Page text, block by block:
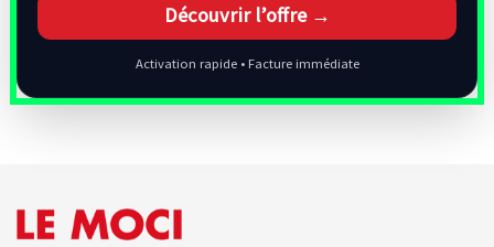
Découvrir l’offre →
Activation rapide • Facture immédiate